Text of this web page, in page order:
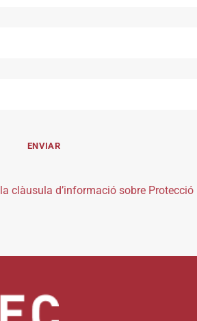
la clàusula d’informació sobre Protecció